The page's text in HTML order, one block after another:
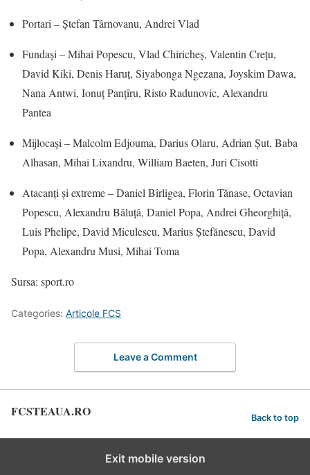
Portari – Ștefan Târnovanu, Andrei Vlad
Fundași – Mihai Popescu, Vlad Chiricheș, Valentin Crețu,
David Kiki, Denis Haruț, Siyabonga Ngezana, Joyskim Dawa,
Nana Antwi, Ionuț Panțîru, Risto Radunovic, Alexandru
Pantea
Mijlocași – Malcolm Edjouma, Darius Olaru, Adrian Șut, Baba
Alhasan, Mihai Lixandru, William Baeten, Juri Cisotti
Atacanți și extreme – Daniel Bîrligea, Florin Tănase, Octavian
Popescu, Alexandru Băluță, Daniel Popa, Andrei Gheorghiță,
Luis Phelipe, David Miculescu, Marius Ștefănescu, David
Popa, Alexandru Musi, Mihai Toma
Sursa: sport.ro
Categories: Articole FCS
Leave a Comment
FCSTEAUA.RO Back to top
Exit mobile version